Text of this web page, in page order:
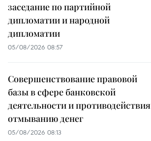
заседание по партийной
дипломатии и народной
дипломатии
05/08/2026 08:57
Совершенствование правовой
базы в сфере банковской
деятельности и противодействия
отмыванию денег
05/08/2026 08:13